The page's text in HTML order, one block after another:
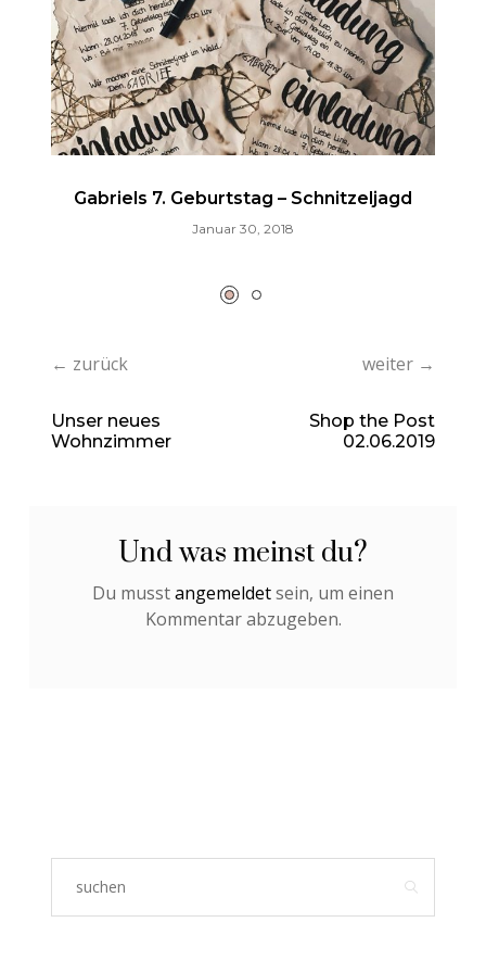
Gabriels 7. Geburtstag – Schnitzeljagd
Januar 30, 2018
← zurück
Unser neues
Wohnzimmer
weiter →
Shop the Post
02.06.2019
Und was meinst du?
Du musstangemeldetsein, um einen
Kommentar abzugeben.